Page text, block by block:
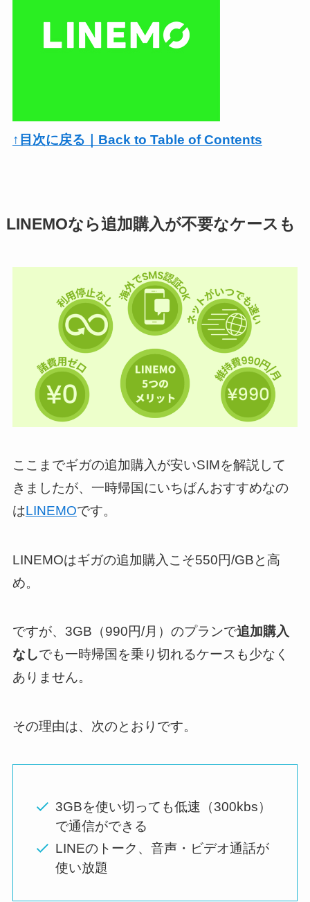
↑目次に戻る｜Back to Table of Contents
LINEMOなら追加購入が不要なケースも
ここまでギガの追加購入が安いSIMを解説して
きましたが、一時帰国にいちばんおすすめなの
はLINEMOです。
LINEMOはギガの追加購入こそ550円/GBと高
め。
ですが、3GB（990円/月）のプランで追加購入
なしでも一時帰国を乗り切れるケースも少なく
ありません。
その理由は、次のとおりです。
3GBを使い切っても低速（300kbs）
で通信ができる
LINEのトーク、音声・ビデオ通話が
使い放題